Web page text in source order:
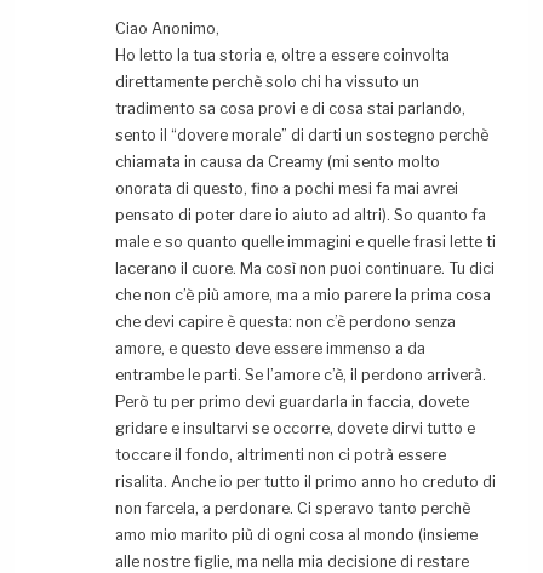
Ciao Anonimo,
Ho letto la tua storia e, oltre a essere coinvolta
direttamente perchè solo chi ha vissuto un
tradimento sa cosa provi e di cosa stai parlando,
sento il “dovere morale” di darti un sostegno perchè
chiamata in causa da Creamy (mi sento molto
onorata di questo, fino a pochi mesi fa mai avrei
pensato di poter dare io aiuto ad altri). So quanto fa
male e so quanto quelle immagini e quelle frasi lette ti
lacerano il cuore. Ma così non puoi continuare. Tu dici
che non c’è più amore, ma a mio parere la prima cosa
che devi capire è questa: non c’è perdono senza
amore, e questo deve essere immenso a da
entrambe le parti. Se l’amore c’è, il perdono arriverà.
Però tu per primo devi guardarla in faccia, dovete
gridare e insultarvi se occorre, dovete dirvi tutto e
toccare il fondo, altrimenti non ci potrà essere
risalita. Anche io per tutto il primo anno ho creduto di
non farcela, a perdonare. Ci speravo tanto perchè
amo mio marito più di ogni cosa al mondo (insieme
alle nostre figlie, ma nella mia decisione di restare